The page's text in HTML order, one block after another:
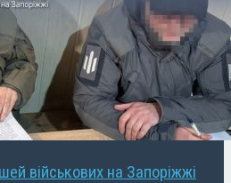
військових на Запоріжжі